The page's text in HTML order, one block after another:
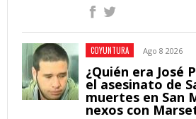
COYUNTURA Ago 8 2026
¿Quién era José
el asesinato de
muertes en San
nexos con